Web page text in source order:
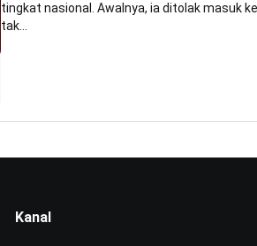
tingkat nasional. Awalnya, ia ditolak masuk
tak...
Kanal